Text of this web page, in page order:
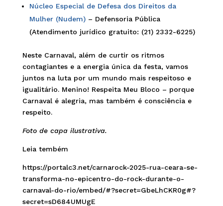
Núcleo Especial de Defesa dos Direitos da
Mulher (Nudem)– Defensoria Pública
(Atendimento jurídico gratuito: (21) 2332-6225)
Neste Carnaval, além de curtir os ritmos
contagiantes e a energia única da festa, vamos
juntos na luta por um mundo mais respeitoso e
igualitário. Menino! Respeita Meu Bloco – porque
Carnaval é alegria, mas também é consciência e
respeito.
Foto de capa ilustrativa.
Leia tembém
https://portalc3.net/carnarock-2025-rua-ceara-se-
transforma-no-epicentro-do-rock-durante-o-
carnaval-do-rio/embed/#?secret=GbeLhCKR0g#?
secret=sD684UMUgE